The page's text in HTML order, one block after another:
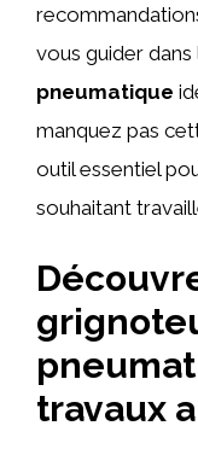
vous guider dans
pneumatique
manquez pas
outil essentiel
souhaitant
travaux